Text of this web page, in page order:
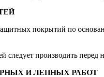
покрытий по
следует производить
И ЛЕПНЫХ РАБОТ